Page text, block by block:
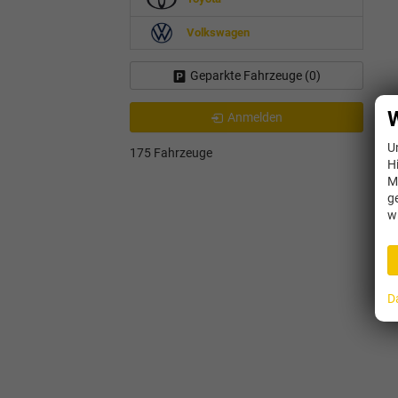
Volkswagen
Geparkte Fahrzeuge (0)
Anmelden
175 Fahrzeuge